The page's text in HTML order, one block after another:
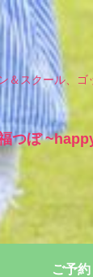
＆スクール、
つぼ
ご予約